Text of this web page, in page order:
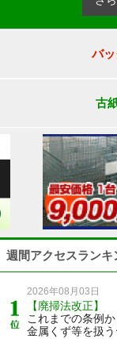
バ
古
週間アクセスランキ
2026年08月03日
【廃掃法改正】
これまでの条例
金属くず等を扱